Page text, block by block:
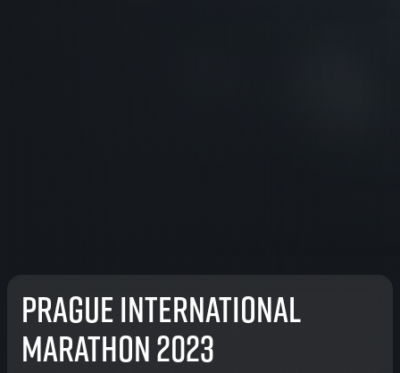
Prague International
Marathon 2023